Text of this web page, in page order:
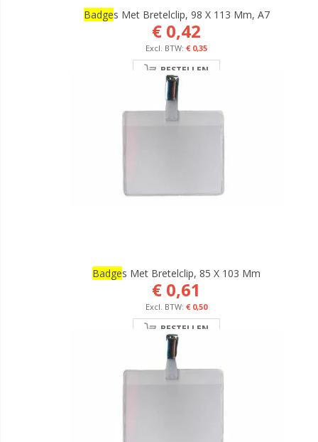
BadgeS Met Bretelclip, 98 X 113 Mm, A7
€ 0,42
€ 0,35
BESTELLEN
BadgeS Met Bretelclip, 85 X 103 Mm
€ 0,61
€ 0,50
BESTELLEN